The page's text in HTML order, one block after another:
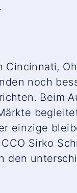
noch
Beim
einzige
Sirko
den